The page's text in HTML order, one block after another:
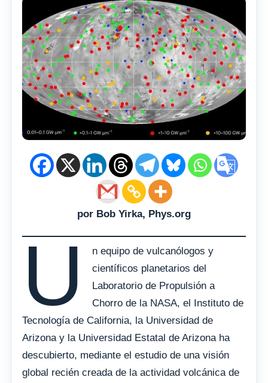
por Bob Yirka, Phys.org
U
n equipo de vulcanólogos y
científicos planetarios del
Laboratorio de Propulsión a
Chorro de la NASA, el Instituto de
Tecnología de California, la Universidad de
Arizona y la Universidad Estatal de Arizona ha
descubierto, mediante el estudio de una visión
global recién creada de la actividad volcánica de